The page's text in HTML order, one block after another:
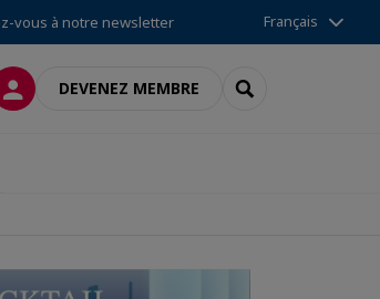
vous à notre newsletter Français
CONNEXIONDEVENEZ MEMBRE RECHERCHER